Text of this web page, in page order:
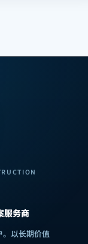
服务商
。 以长期价值